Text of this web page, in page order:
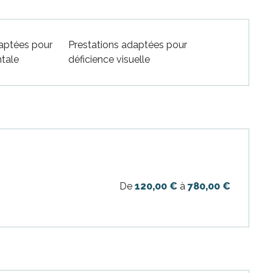
pour
Prestations adaptées pour
déficience visuelle
De120,00 € à780,00 €